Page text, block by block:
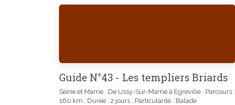
Guide N°43 - Les templiers Briards
Seine et Marne ; De Ussy-Sur-Marne à Egreville ; Parcours :
160 km ; Durée : 2 jours ; Particularité : Balade